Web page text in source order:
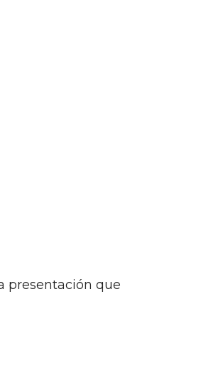
presentación que